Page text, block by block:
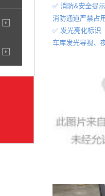
✅ 消防&安全提
消防通道严禁占
✅ 发光亮化标识
车库发光导视、